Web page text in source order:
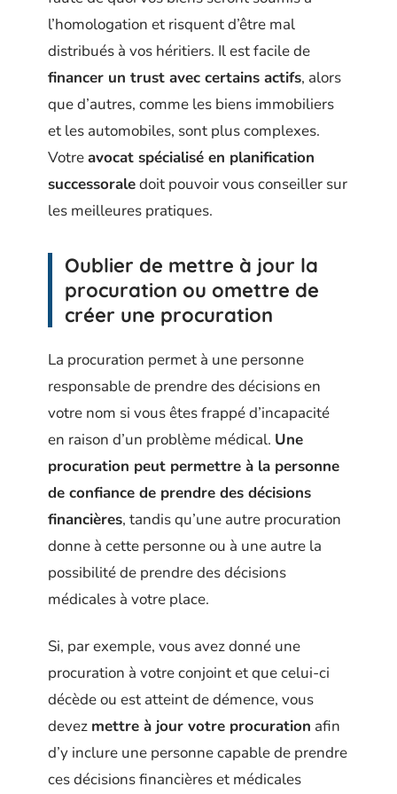
l’homologation et risquent d’être mal
distribués à vos héritiers. Il est facile de
financer un trust avec certains actifs, alors
que d’autres, comme les biens immobiliers
et les automobiles, sont plus complexes.
Votreavocat spécialisé en planification
successoraledoit pouvoir vous conseiller sur
les meilleures pratiques.
Oublier de mettre à jour la
procuration ou omettre de
créer une procuration
La procuration permet à une personne
responsable de prendre des décisions en
votre nom si vous êtes frappé d’incapacité
en raison d’un problème médical. Une
procuration peut permettre à la personne
de confiance de prendre des décisions
financières, tandis qu’une autre procuration
donne à cette personne ou à une autre la
possibilité de prendre des décisions
médicales à votre place.
Si, par exemple, vous avez donné une
procuration à votre conjoint et que celui-ci
décède ou est atteint de démence, vous
devez mettre à jour votre procuration afin
d’y inclure une personne capable de prendre
ces décisions financières et médicales